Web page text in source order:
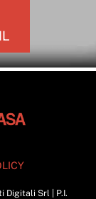
Digitali Srl | P.I.